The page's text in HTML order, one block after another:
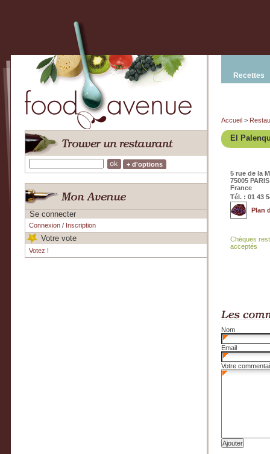
+ d'options
Se connecter
Connexion/ Inscription
Votre vote
Votez !
Recettes
Accueil >
El
5 rue de la
75005 PARIS
France
Tél. : 01 43
Plan
Chèques
acceptés
Nom
Email
Votre